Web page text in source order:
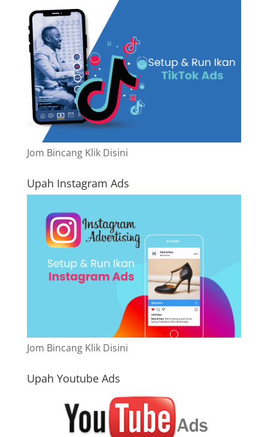
Jom Bincang Klik Disini
Upah Instagram Ads
Jom Bincang Klik Disini
Upah Youtube Ads